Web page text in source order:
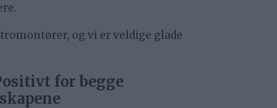
og vi er veldige glade
for begge